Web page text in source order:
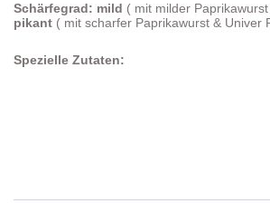
Schärfegrad: mild ( mit milder
pikant ( mit scharfer Paprikawurst & Univer
Spezielle Zutaten: